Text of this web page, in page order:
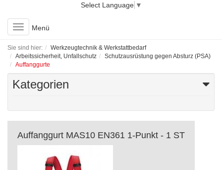
Select Language ▼
Toggle
navigation
Menü
Sie sind hier:
Werkzeugtechnik & Werkstattbedarf
Arbeitssicherheit, Unfallschutz
Schutzausrüstung gegen Absturz (PSA)
Auffanggurte
Kategorien
Auffanggurt MAS10 EN361 1-Punkt - 1 ST